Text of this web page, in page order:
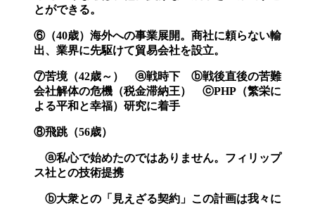
とができる。
⑥（40歳）海外への事業展開。商社に頼らない輸
出、業界に先駆けて貿易会社を設立。
⑦苦境（42歳～） ⓐ戦時下 ⓑ戦後直後の苦難
会社解体の危機（税金滞納王） ⓒPHP（繁栄に
よる平和と幸福）研究に着手
⑧飛跳（56歳）
ⓐ私心で始めたのではありません。フィリップ
ス社との技術提携
ⓑ大衆との「見えざる契約」この計画は我々に